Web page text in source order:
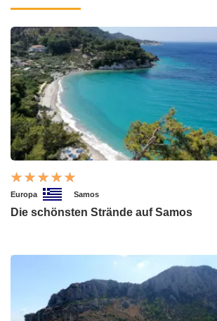
Europa Samos
Die schönsten Strände auf Samos